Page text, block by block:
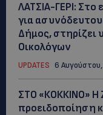
ΛΑΤΣΙΑ-ΓΕΡΙ: Στο
για
Δήμος, στηρίζει
Οικολόγων
UPDATES 6
ΣΤΟ «ΚΟΚΚΙΝΟ» Η
προειδοποίηση